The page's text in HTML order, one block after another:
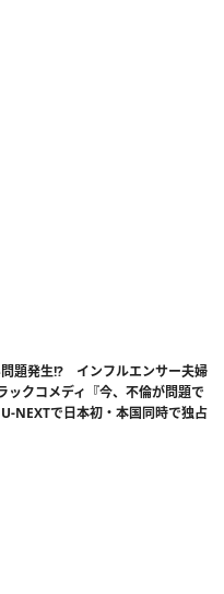
題発生!? インフルエンサー夫婦
ックコメディ『今、不倫が問題で
NEXTで日本初・本国同時で独占